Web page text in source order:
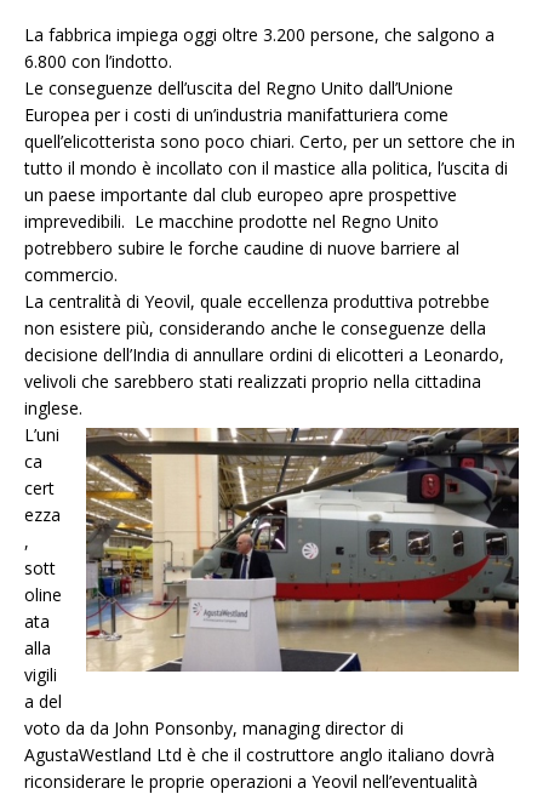
La fabbrica impiega oggi oltre 3.200 persone, che salgono a
6.800 con l’indotto.
Le conseguenze dell’uscita del Regno Unito dall’Unione
Europea per i costi di un’industria manifatturiera come
quell’elicotterista sono poco chiari. Certo, per un settore che in
tutto il mondo è incollato con il mastice alla politica, l’uscita di
un paese importante dal club europeo apre prospettive
imprevedibili. Le macchine prodotte nel Regno Unito
potrebbero subire le forche caudine di nuove barriere al
commercio.
La centralità di Yeovil, quale eccellenza produttiva potrebbe
non esistere più, considerando anche le conseguenze della
decisione dell’India di annullare ordini di elicotteri a Leonardo,
velivoli che sarebbero stati realizzati proprio nella cittadina
inglese.
L’uni
ca
cert
ezza
,
sott
oline
ata
alla
vigili
a del
voto da da John Ponsonby, managing director di
AgustaWestland Ltd è che il costruttore anglo italiano dovrà
riconsiderare le proprie operazioni a Yeovil nell’eventualità